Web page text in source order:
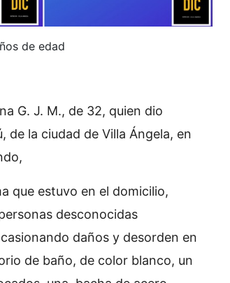
de edad
G. J. M., de 32, quien dio
la ciudad de Villa Ángela, en
que estuvo en el domicilio,
desconocidas
daños y desorden en
de baño, de color blanco, un